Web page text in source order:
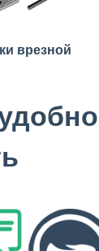
врезной